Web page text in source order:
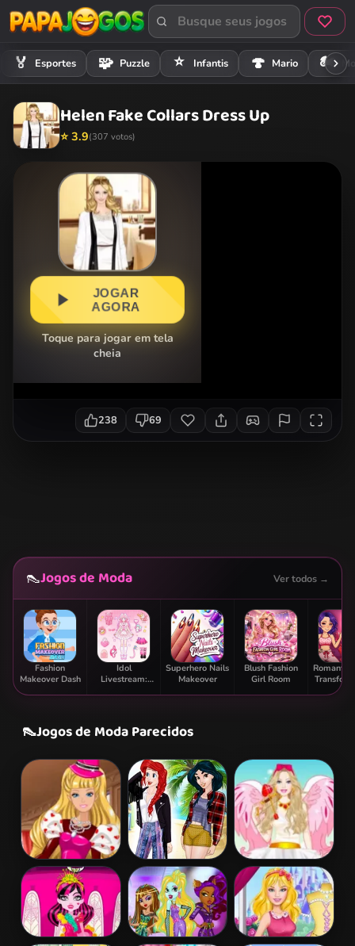
🏅 Esportes 🧩 Puzzle ⭐ Infantis 🍄 Mario 🏍️
Helen Fake Collars Dress Up
⭐ 3.9(307 votos)
JOGAR
AGORA
Toque para jogar em tela
cheia
238 69
👠Jogos de Moda Ver todos →
Fashion
Makeover Dash
Idol
Livestream:
Superhero Nails
Makeover
Blush Fashion
Girl Room
Romantic
👠Jogos de Moda Parecidos
Barbie's
Valentine's
Patchwork
Dress
Princess
Coachella Style
Dress 1
Barbie Love
Dress Up